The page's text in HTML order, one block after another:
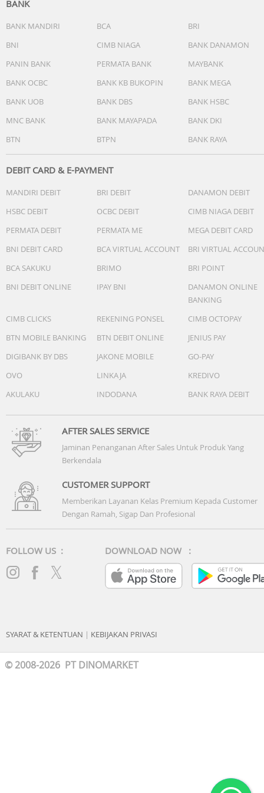
kekuatan dorong dan tarik serta arah secara terpisah,
secara diferensial, membuatnya lebih mudah untuk
berbelok tanpa tergelincir.
Pusat Gravitasi Rendah
Tangki air bersih yang diposisikan lebih rendah
dibutuhkan oleh tangan pengguna, menghasilkan
pengalaman yang lebih ringan dan mudah.
Memungkinkan pembersihan di area yang lebih rendah.
Ketika terbaring, tinggi badan F25 hanya 12,5 cm (vs seri
membuat tubuh lebih tipis.
pada pegangan dapat membantu menggeser, mencegah
gesekan dan keausan pada tubuh karena kontak dengan
Spesifikasi :
Kapasitas Baterai: 4000mAh
Panjang Kabel: 1,8m
Kapasitas Tangki Bersih: 740ml + 100ml kotak cairan
pembersih
Kapasitas Tangki Kotor: 720ml
Waktu Operasional: 60 menit (Mode MAX)
Waktu Pengisian: 4 Jam
Suhu Pengeringan Diri: 90°C (176°F)
BANK
BANK MANDIRI BCA
BRI
BNI
CIMB NIAGA
BANK DANAMON
PANIN BANK
PERMATA BANK
MAYBANK
BANK OCBC
BANK KB BUKOPIN
BANK MEGA
BANK UOB
BANK DBS
BANK HSBC
MNC BANK
BANK MAYAPADA
BANK DKI
BTN
BTPN BANK RAYA
DEBIT CARD & E-PAYMENT
MANDIRI DEBIT BRI DEBIT
DANAMON DEBIT
HSBC DEBIT
OCBC DEBIT
CIMB NIAGA DEBIT
PERMATA DEBIT
PERMATA ME
MEGA DEBIT CARD
BNI DEBIT CARD
BCA VIRTUAL ACCOUNT
BRI VIRTUAL
BCA SAKUKU
BRIMO
BRI POINT
BNI DEBIT ONLINE
IPAY BNI
DANAMON ONLINE
BANKING
CIMB CLICKS
REKENING PONSEL
CIMB OCTOPAY
BTN MOBILE BANKING
BTN DEBIT ONLINE
JENIUS PAY
DIGIBANK BY DBS
JAKONE MOBILE
GO-PAY
OVO
LINKAJA
KREDIVO
AKULAKU
INDODANA BANK RAYA DEBIT
AFTER SALES SERVICE
Jaminan Penanganan After Sales Untuk Produk Yang
Berkendala
CUSTOMER SUPPORT
Memberikan Layanan Kelas Premium Kepada Customer
Dengan Ramah, Sigap Dan Profesional
FOLLOW US : DOWNLOAD NOW :
SYARAT & KETENTUAN | KEBIJAKAN PRIVASI
© 2008-2026 PT DINOMARKET